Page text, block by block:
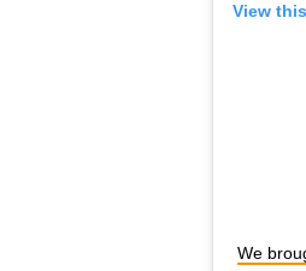
View
We